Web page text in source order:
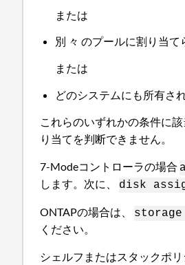
または
別 々 のプールに割り当
または
どのシステムにも所有さ
これらのいずれかの条件に該
り当てを判断できません。
7-Modeコントローラの場合
します。次に、 disk
ONTAPの場合は、
ください。
シェルフまたはスタックポ